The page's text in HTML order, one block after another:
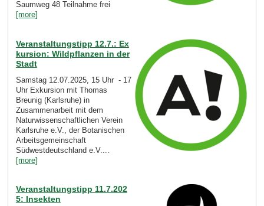
Saumweg 48 Teilnahme frei
[more]
Veranstaltungstipp 12.7.: Ex
kursion: Wildpflanzen in der
Stadt
Samstag 12.07.2025, 15 Uhr - 17
Uhr Exkursion mit Thomas
Breunig (Karlsruhe) in
Zusammenarbeit mit dem
Naturwissenschaftlichen Verein
Karlsruhe e.V., der Botanischen
Arbeitsgemeinschaft
Südwestdeutschland e.V....
[more]
Veranstaltungstipp 11.7.202
5: Insekten